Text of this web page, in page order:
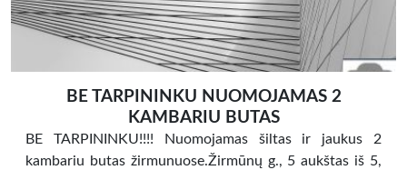
BE TARPININKU NUOMOJAMAS 2
KAMBARIU BUTAS
BE TARPININKU!!!! Nuomojamas šiltas ir jaukus 2
kambariu butas žirmunuose.Žirmūnų g., 5 aukštas iš 5,